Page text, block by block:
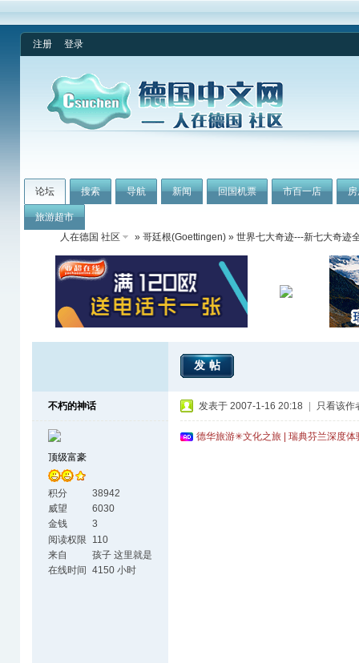
注册 登录
论坛 搜索 导航 新闻 回国机票 市百一店
旅游超市
人在德国 社区
» 哥廷根(Goettingen) » 世界七大奇迹---新七大奇迹
发帖
不朽的神话
顶级富豪
积分
38942
威望
6030
金钱
3
阅读权限
110
来自
孩子 这里就是
天涯海角了
在线时间 4150 小时
发表于 2007-1-16 20:18 只看该作
德华旅游✳文化之旅 | 瑞典芬兰深度